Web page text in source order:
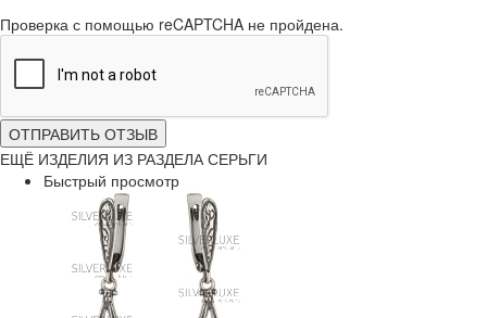
Проверка с помощью reCAPTCHA не пройдена.
ОТПРАВИТЬ ОТЗЫВ
ЕЩЁ ИЗДЕЛИЯ ИЗ РАЗДЕЛА СЕРЬГИ
Быстрый просмотр